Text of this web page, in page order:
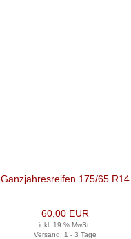
Ganzjahresreifen 175/65 R14
60,00 EUR
inkl. 19 % MwSt.
Versand: 1 - 3 Tage